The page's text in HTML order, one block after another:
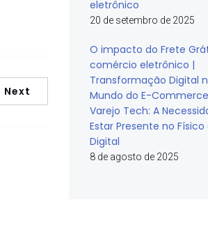
Next
eletrônico
20 de setembro de 2025
O impacto do Frete
comércio eletrônico |
Transformação Digital
Mundo do E-Commerce
Varejo Tech: A
Estar Presente no Físico
Digital
8 de agosto de 2025